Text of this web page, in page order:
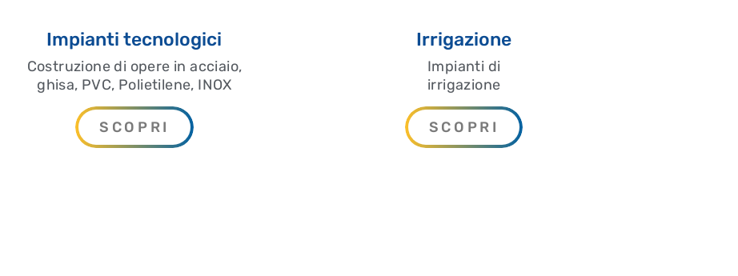
Perforazioni orizzontali mediante spingitubo o martello a
costipazione.
Impianti tecnologici
Costruzione di opere in acciaio,
ghisa, PVC, Polietilene, INOX
SCOPRI
Irrigazione
Impianti di
irrigazione
SCOPRI